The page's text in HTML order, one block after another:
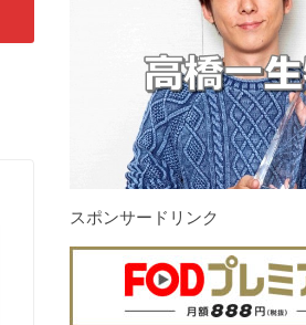
スポンサードリンク